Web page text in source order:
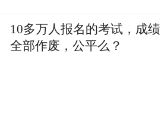
10多万人报名的考试，成绩
全部作废，公平么？